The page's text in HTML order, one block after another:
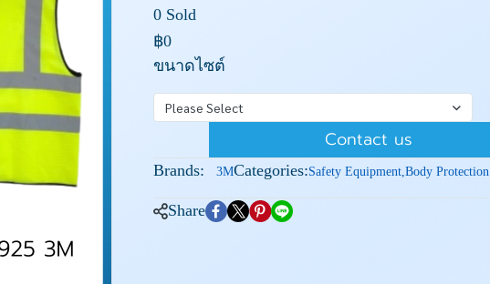
0 Sold
฿0
ขนาดไซต์
Please Select
Contact us
Brands: 3MCategories:Safety Equipment,Body Protection
Share